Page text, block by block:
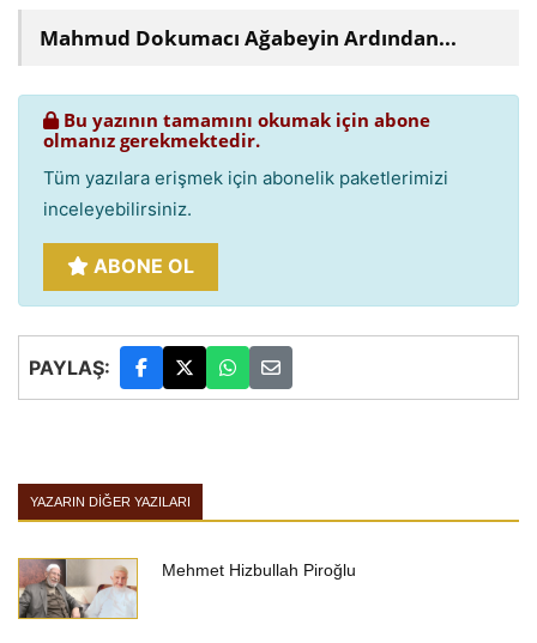
Mahmud Dokumacı Ağabeyin Ardından...
Bu yazının tamamını okumak için abone
olmanız gerekmektedir.
Tüm yazılara erişmek için abonelik paketlerimizi
inceleyebilirsiniz.
ABONE OL
PAYLAŞ:
YAZARIN DIĞER YAZILARI
Mehmet Hizbullah Piroğlu